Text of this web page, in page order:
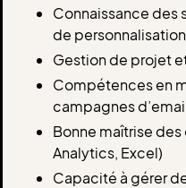
Connaissance des
de personnalisation
Gestion de projet
Compétences en
campagnes
Bonne maîtrise
Analytics, Excel)
Capacité à gérer